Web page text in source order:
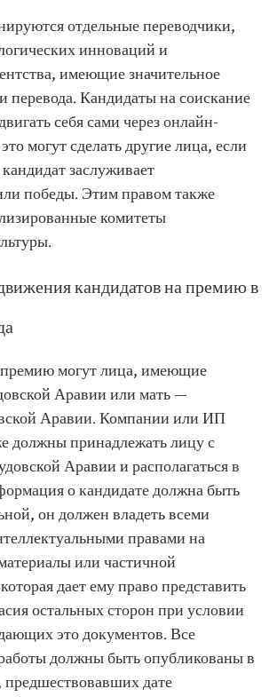
отдельные переводчики,
инноваций и
имеющие значительное
перевода. Кандидаты на соискание
себя сами через онлайн-
могут сделать другие лица, если
заслуживает
победы. Этим правом также
комитеты
кандидатов на премию в
премию могут лица, имеющие
Аравии или мать —
Аравии. Компании или ИП
должны принадлежать лицу с
Аравии и располагаться в
о кандидате должна быть
он должен владеть всеми
правами на
или частичной
дает ему право представить
остальных сторон при условии
это документов. Все
должны быть опубликованы в
предшествовавших дате